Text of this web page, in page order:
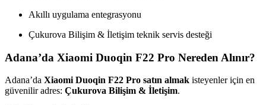
Akıllı uygulama entegrasyonu
Çukurova Bilişim & İletişim teknik servis desteği
Adana’da Xiaomi Duoqin F22 Pro Nereden Alınır?
Adana’da Xiaomi Duoqin F22 Pro satın almak isteyenler için en
güvenilir adres: Çukurova Bilişim & İletişim.